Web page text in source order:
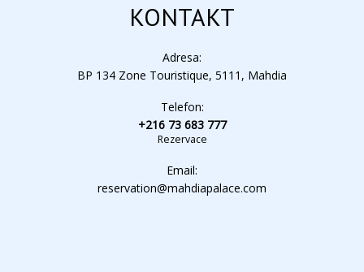
KONTAKT
Adresa:
BP 134 Zone Touristique, 5111, Mahdia
Telefon:
+216 73 683 777
Rezervace
Email:
reservation@mahdiapalace.com